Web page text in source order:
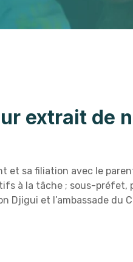
extrait de
et sa filiation avec le
à la tâche ; sous-préfet,
et l’ambassade du